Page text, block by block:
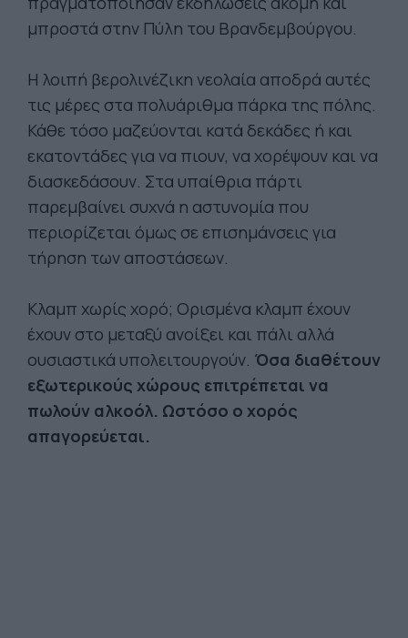
μπροστά στην Πύλη του Βρανδεμβούργου.
Η λοιπή βερολινέζικη νεολαία αποδρά αυτές
τις μέρες στα πολυάριθμα πάρκα της πόλης.
Κάθε τόσο μαζεύονται κατά δεκάδες ή και
εκατοντάδες για να πιουν, να χορέψουν και να
διασκεδάσουν. Στα υπαίθρια πάρτι
παρεμβαίνει συχνά η αστυνομία που
περιορίζεται όμως σε επισημάνσεις για
τήρηση των αποστάσεων.
Κλαμπ χωρίς χορό; Ορισμένα κλαμπ έχουν
έχουν στο μεταξύ ανοίξει και πάλι αλλά
ουσιαστικά υπολειτουργούν. Όσα διαθέτουν
εξωτερικούς χώρους επιτρέπεται να
πωλούν αλκοόλ. Ωστόσο ο χορός
απαγορεύεται.